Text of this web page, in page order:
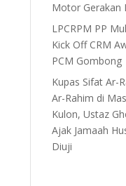
Motor Gerakan
LPCRPM PP
Kick Off CRM
PCM Gombong
Kupas Sifat Ar-
Ar-Rahim di
Kulon, Ustaz
Ajak Jamaah
Diuji